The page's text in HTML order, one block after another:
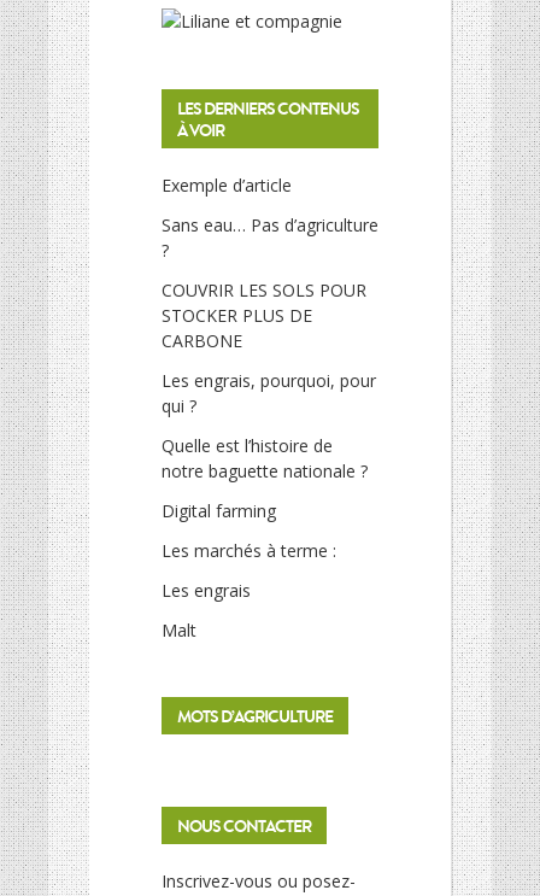
LES DERNIERS CONTENUS
À VOIR
Exemple d’article
Sans eau… Pas d’agriculture
?
COUVRIR LES SOLS POUR
STOCKER PLUS DE
CARBONE
Les engrais, pourquoi, pour
qui ?
Quelle est l’histoire de
notre baguette nationale ?
Digital farming
Les marchés à terme :
Les engrais
Malt
MOTS D’AGRICULTURE
NOUS CONTACTER
Inscrivez-vous ou posez-